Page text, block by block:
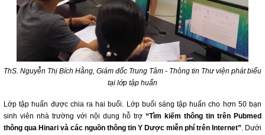
ThS. Nguyễn Thị Bích Hằng, Giám đốc Trung Tâm - Thông tin Thư viện phát biểu
tại lớp tập huấn
Lớp tập huấn được chia ra hai buổi. Lớp buổi sáng tập huấn cho hơn 50 bạn
sinh viên nhà trường với nội dung hỗ trợ “Tìm kiếm thông tin trên Pubmed
thông qua Hinari và các nguồn thông tin Y Dược miễn phí trên Internet”. Dưới